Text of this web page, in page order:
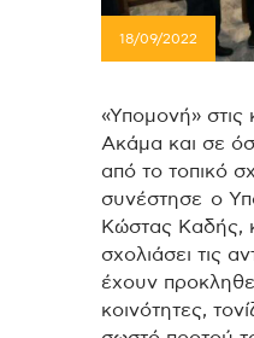
18/09/2022
«Υπομονή» στις
Ακάμα και σε
από το τοπικό
συνέστησε ο
Κώστας Καδής,
σχολιάσει τις
έχουν
κοινότητες,